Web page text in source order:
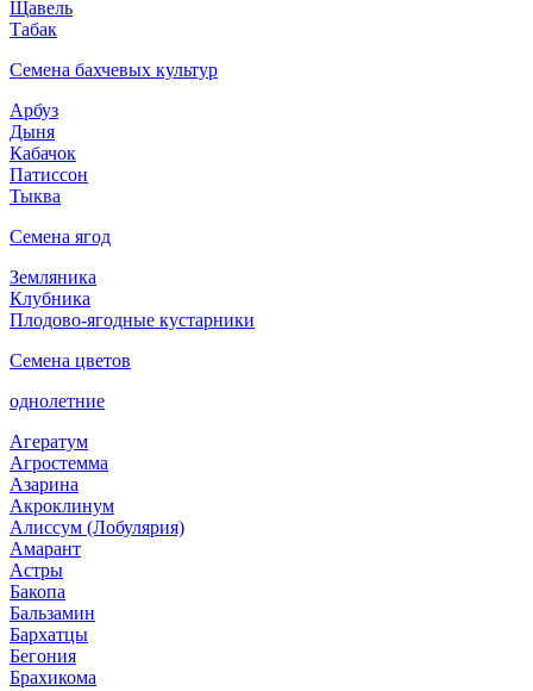
Щавель
Табак
Семена бахчевых культур
Арбуз
Дыня
Кабачок
Патиссон
Тыква
Семена ягод
Земляника
Клубника
Плодово-ягодные кустарники
Семена цветов
однолетние
Агератум
Агростемма
Азарина
Акроклинум
Алиссум (Лобулярия)
Амарант
Астры
Бакопа
Бальзамин
Бархатцы
Бегония
Брахикома